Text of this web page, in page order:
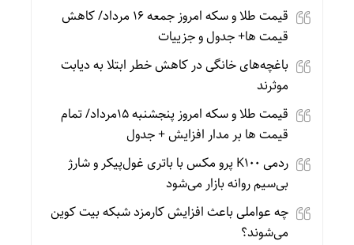
قیمت طلا و سکه امروز جمعه ۱۶ مرداد/ کاهش
قیمت ها+ جدول و جزییات
باغچه‌های خانگی در کاهش خطر ابتلا به دیابت
موثرند
قیمت طلا و سکه امروز پنجشنبه 15مرداد/ تمام
قیمت ها بر مدار افزایش + جدول
ردمی K100 پرو مکس با باتری غول‌پیکر و شارژ
بی‌سیم روانه بازار می‌شود
چه عواملی باعث افزایش کارمزد شبکه بیت کوین
می‌شوند؟